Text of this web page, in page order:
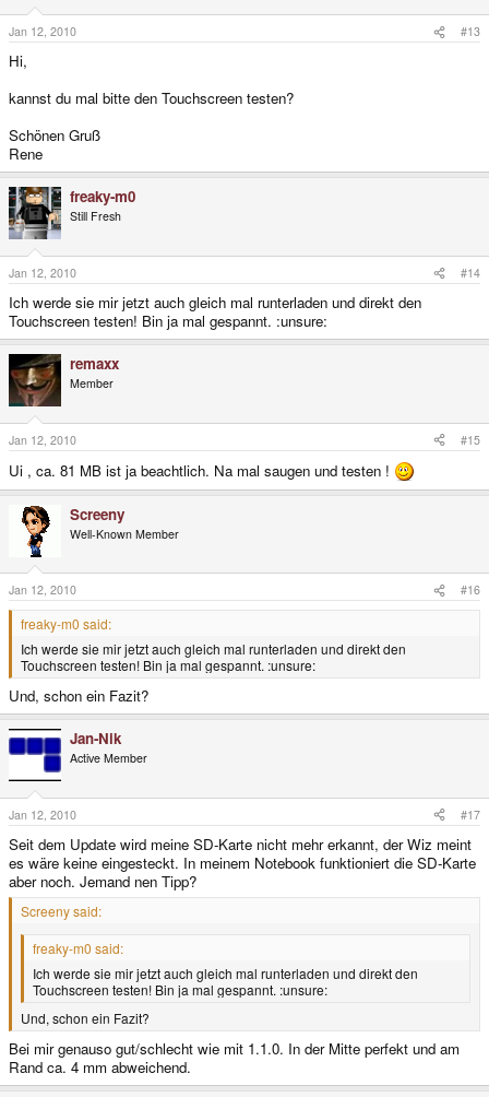
Jan 12, 2010 #13
Hi,
kannst du mal bitte den Touchscreen testen?
Schönen Gruß
Rene
freaky-m0
Still Fresh
Jan 12, 2010 #14
Ich werde sie mir jetzt auch gleich mal runterladen und direkt den
Touchscreen testen! Bin ja mal gespannt. :unsure:
remaxx
Member
Jan 12, 2010 #15
Ui , ca. 81 MB ist ja beachtlich. Na mal saugen und testen !
Screeny
Well-Known Member
Jan 12, 2010 #16
freaky-m0 said:
Ich werde sie mir jetzt auch gleich mal runterladen und direkt den
Touchscreen testen! Bin ja mal gespannt. :unsure:
Und, schon ein Fazit?
Jan-Nik
Active Member
Jan 12, 2010 #17
Seit dem Update wird meine SD-Karte nicht mehr erkannt, der Wiz meint
es wäre keine eingesteckt. In meinem Notebook funktioniert die SD-Karte
aber noch. Jemand nen Tipp?
Screeny said:
freaky-m0 said:
Ich werde sie mir jetzt auch gleich mal runterladen und direkt den
Touchscreen testen! Bin ja mal gespannt. :unsure:
Und, schon ein Fazit?
Bei mir genauso gut/schlecht wie mit 1.1.0. In der Mitte perfekt und am
Rand ca. 4 mm abweichend.